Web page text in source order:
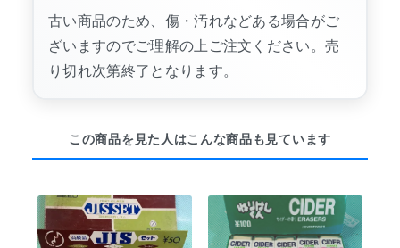
古い商品のため、傷・汚れなどある場合がご
ざいますのでご理解の上ご注文ください。売
り切れ次第終了となります。
この商品を見た人はこんな商品も見ています